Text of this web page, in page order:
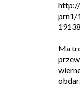
http://
prn1/
Ma